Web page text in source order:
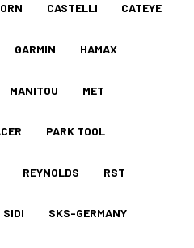
CASTELLI CATEYE
GARMIN HAMAX
MANITOU MET
PARK TOOL
REYNOLDS RST
SIDI SKS-GERMANY